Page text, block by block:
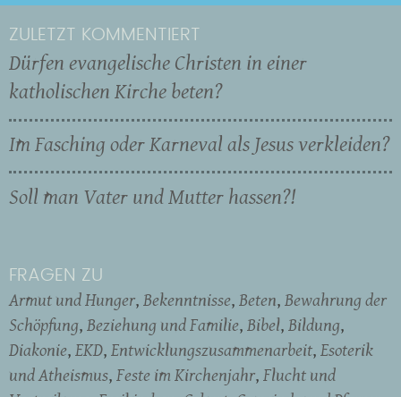
ZULETZT KOMMENTIERT
Dürfen evangelische Christen in einer
katholischen Kirche beten?
Im Fasching oder Karneval als Jesus verkleiden?
Soll man Vater und Mutter hassen?!
FRAGEN ZU
Armut und Hunger Bekenntnisse Beten Bewahrung der
Schöpfung Beziehung und Familie Bibel Bildung
Diakonie EKD Entwicklungszusammenarbeit Esoterik
und Atheismus Feste im Kirchenjahr Flucht und